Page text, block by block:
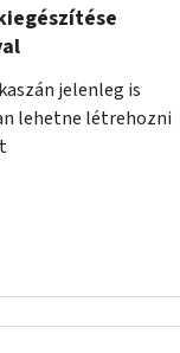
jelenleg is
lehetne létrehozni